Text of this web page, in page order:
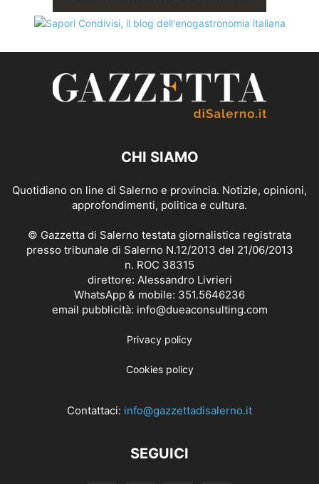
CHI SIAMO
Quotidiano on line di Salerno e provincia. Notizie, opinioni,
approfondimenti, politica e cultura.
© Gazzetta di Salerno testata giornalistica registrata
presso tribunale di Salerno N.12/2013 del 21/06/2013
n. ROC 38315
direttore: Alessandro Livrieri
WhatsApp & mobile: 351.5646236
email pubblicità: info@dueaconsulting.com
Privacy policy
Cookies policy
Contattaci: info@gazzettadisalerno.it
SEGUICI